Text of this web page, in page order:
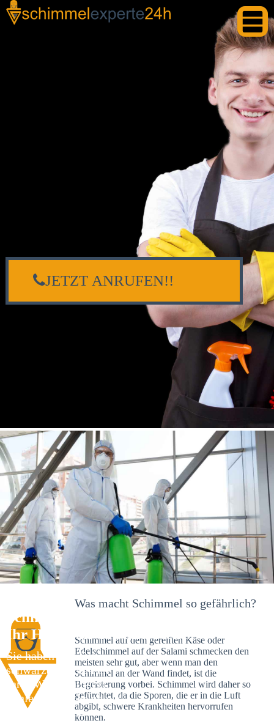
Schimmelexperte in Nendingen –
Ihr Helfer an Ort und Stelle
Sie haben kürzlich
schwarze Flecken an
Ihrer Wand entdeckt?
Schlechte Nachrichten:
Sie haben einen
JETZT ANRUFEN!!
Was macht Schimmel so gefährlich?
Schimmel auf dem gereiften Käse oder
Edelschimmel auf der Salami schmecken den
meisten sehr gut, aber wenn man den
Schimmel an der Wand findet, ist die
Begeisterung vorbei. Schimmel wird daher so
gefürchtet, da die Sporen, die er in die Luft
abgibt, schwere Krankheiten hervorrufen
können.